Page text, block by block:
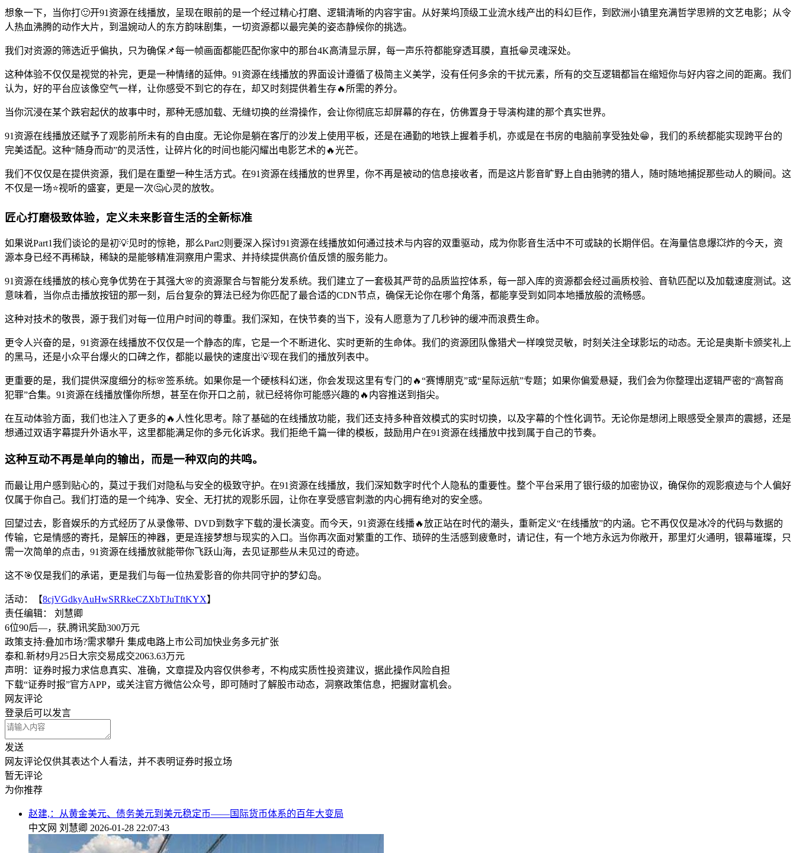
想象一下，当你打🙂开91资源在线播放，呈现在眼前的是一个经过精心打磨、逻辑清晰的内容宇宙。从好莱坞顶级工业流水线产出的科幻巨作，到欧洲小镇里充满哲学思辨的文艺电影；从令
人热血沸腾的动作大片，到温婉动人的东方韵味剧集，一切资源都以最完美的姿态静候你的挑选。
我们对资源的筛选近乎偏执，只为确保📌每一帧画面都能匹配你家中的那台4K高清显示屏，每一声乐符都能穿透耳膜，直抵😁灵魂深处。
这种体验不仅仅是视觉的补完，更是一种情绪的延伸。91资源在线播放的界面设计遵循了极简主义美学，没有任何多余的干扰元素，所有的交互逻辑都旨在缩短你与好内容之间的距离。我们
认为，好的平台应该像空气一样，让你感受不到它的存在，却又时刻提供着生存🔥所需的养分。
当你沉浸在某个跌宕起伏的故事中时，那种无感加载、无缝切换的丝滑操作，会让你彻底忘却屏幕的存在，仿佛置身于导演构建的那个真实世界。
91资源在线播放还赋予了观影前所未有的自由度。无论你是躺在客厅的沙发上使用平板，还是在通勤的地铁上握着手机，亦或是在书房的电脑前享受独处😁，我们的系统都能实现跨平台的
完美适配。这种“随身而动”的灵活性，让碎片化的时间也能闪耀出电影艺术的🔥光芒。
我们不仅仅是在提供资源，我们是在重塑一种生活方式。在91资源在线播放的世界里，你不再是被动的信息接收者，而是这片影音旷野上自由驰骋的猎人，随时随地捕捉那些动人的瞬间。这
不仅是一场⭐视听的盛宴，更是一次🤔心灵的放牧。
匠心打磨极致体验，定义未来影音生活的全新标准
如果说Part1我们谈论的是初💡见时的惊艳，那么Part2则要深入探讨91资源在线播放如何通过技术与内容的双重驱动，成为你影音生活中不可或缺的长期伴侣。在海量信息爆💥炸的今天，资
源本身已经不再稀缺，稀缺的是能够精准洞察用户需求、并持续提供高价值反馈的服务能力。
91资源在线播放的核心竞争优势在于其强大🌸的资源聚合与智能分发系统。我们建立了一套极其严苛的品质监控体系，每一部入库的资源都会经过画质校验、音轨匹配以及加载速度测试。这
意味着，当你点击播放按钮的那一刻，后台复杂的算法已经为你匹配了最合适的CDN节点，确保无论你在哪个角落，都能享受到如同本地播放般的流畅感。
这种对技术的敬畏，源于我们对每一位用户时间的尊重。我们深知，在快节奏的当下，没有人愿意为了几秒钟的缓冲而浪费生命。
更令人兴奋的是，91资源在线播放不仅仅是一个静态的库，它是一个不断进化、实时更新的生命体。我们的资源团队像猎犬一样嗅觉灵敏，时刻关注全球影坛的动态。无论是奥斯卡颁奖礼上
的黑马，还是小众平台爆火的口碑之作，都能以最快的速度出💡现在我们的播放列表中。
更重要的是，我们提供深度细分的标🌸签系统。如果你是一个硬核科幻迷，你会发现这里有专门的🔥“赛博朋克”或“星际远航”专题；如果你偏爱悬疑，我们会为你整理出逻辑严密的“高智商
犯罪”合集。91资源在线播放懂你所想，甚至在你开口之前，就已经将你可能感兴趣的🔥内容推送到指尖。
在互动体验方面，我们也注入了更多的🔥人性化思考。除了基础的在线播放功能，我们还支持多种音效模式的实时切换，以及字幕的个性化调节。无论你是想闭上眼感受全景声的震撼，还是
想通过双语字幕提升外语水平，这里都能满足你的多元化诉求。我们拒绝千篇一律的模板，鼓励用户在91资源在线播放中找到属于自己的节奏。
这种互动不再是单向的输出，而是一种双向的共鸣。
而最让用户感到贴心的，莫过于我们对隐私与安全的极致守护。在91资源在线播放，我们深知数字时代个人隐私的重要性。整个平台采用了银行级的加密协议，确保你的观影痕迹与个人偏好
仅属于你自己。我们打造的是一个纯净、安全、无打扰的观影乐园，让你在享受感官刺激的内心拥有绝对的安全感。
回望过去，影音娱乐的方式经历了从录像带、DVD到数字下载的漫长演变。而今天，91资源在线播🔥放正站在时代的潮头，重新定义“在线播放”的内涵。它不再仅仅是冰冷的代码与数据的
传输，它是情感的寄托，是解压的神器，更是连接梦想与现实的入口。当你再次面对繁重的工作、琐碎的生活感到疲惫时，请记住，有一个地方永远为你敞开，那里灯火通明，银幕璀璨，只
需一次简单的点击，91资源在线播放就能带你飞跃山海，去见证那些从未见过的奇迹。
这不🎯仅是我们的承诺，更是我们与每一位热爱影音的你共同守护的梦幻岛。
活动：【8cjVGdkyAuHwSRRkeCZXbTJuTftKYX】
责任编辑： 刘慧卿
6位90后—，获,腾讯奖励300万元
政策支持:叠加市场?需求攀升 集成电路上市公司加快业务多元扩张
泰和.新材9月25日大宗交易成交2063.63万元
声明：证券时报力求信息真实、准确，文章提及内容仅供参考，不构成实质性投资建议，据此操作风险自担
下载“证券时报”官方APP，或关注官方微信公众号，即可随时了解股市动态，洞察政策信息，把握财富机会。
网友评论
登录后可以发言
发送
网友评论仅供其表达个人看法，并不表明证券时报立场
暂无评论
为你推荐
赵建,：从黄金美元、债务美元到美元稳定币——国际货币体系的百年大变局
中文网 刘慧卿 2026-01-28 22:07:43